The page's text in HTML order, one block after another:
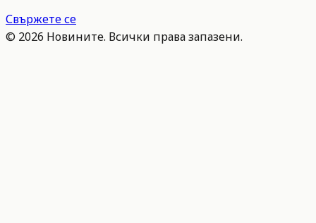
Свържете се
© 2026 Новините. Всички права запазени.